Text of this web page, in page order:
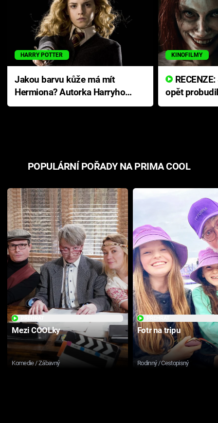
HARRY POTTER
Jakou barvu kůže má mít
Hermiona? Autorka Harryho
Pottera přišla s ráznou
KINOFILMY
opět
přichází s
POPULÁRNÍ POŘADY NA PRIMA COOL
Mezi COOLky
Komedie / Zábavný
Fotr na tripu
Rodinný / Cestopisný